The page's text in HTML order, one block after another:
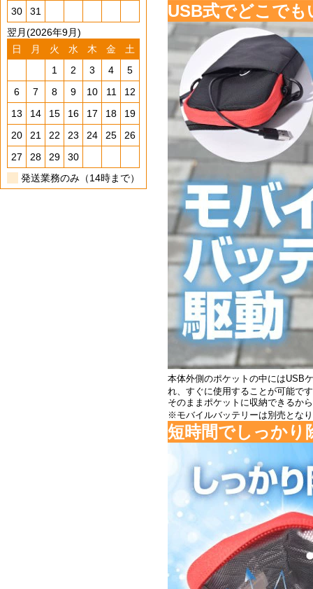
30
31
翌月(2026年9月)
日
月 火 水 木 金
土
1
2 3 4
5
6
7 8 9 10 11
12
13
14 15 16 17 18
19
20
21 22 23 24 25
26
27
28 29
30
発送業務のみ（14時まで）
USB式でどこで
本体外側のポケットの中にはUSB
れ、すぐに使用することが可能で
そのままポケットに収納できるか
※モバイルバッテリーは別売とな
短時間でしっかり